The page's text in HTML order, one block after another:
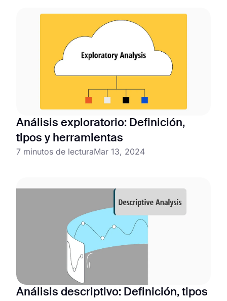
Análisis exploratorio: Definición,
tipos y herramientas
7 minutos de lecturaMar 13, 2024
Análisis descriptivo: Definición, tipos